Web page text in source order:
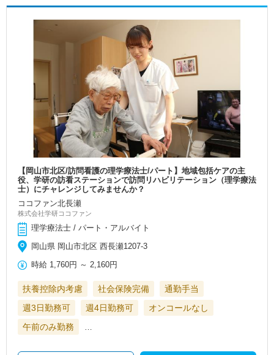
【岡山市北区/訪問看護の理学療法士/パート】地域包括ケアの主
役、学研の訪看ステーションで訪問リハビリテーション（理学療法
士）にチャレンジしてみませんか？
ココファン北長瀬
株式会社学研ココファン
理学療法士 / パート・アルバイト
岡山県 岡山市北区 西長瀬1207-3
時給 1,760円 ～2,160円
扶養控除内考慮 社会保険完備
通勤手当
週3日勤務可
週4日勤務可
オンコールなし
午前のみ勤務
…